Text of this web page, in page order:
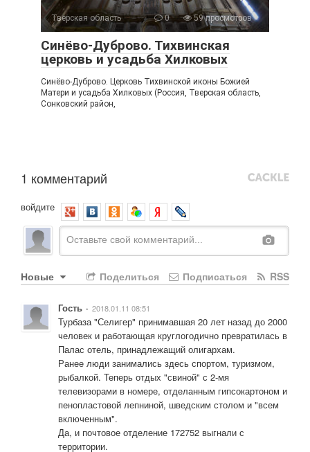
Тверская область 0 59 просмотров
Синёво-Дуброво. Тихвинская
церковь и усадьба Хилковых
Синёво-Дуброво. Церковь Тихвинской иконы Божией
Матери и усадьба Хилковых (Россия, Тверская область,
Сонковский район,
1 комментарий
войдите
Новые RSS
Подписаться
Поделиться
Гость • 2018.01.11 08:51
Турбаза "Селигер" принимавшая 20 лет назад до 2000
человек и работающая круглогодично превратилась в
Палас отель, принадлежащий олигархам.
Ранее люди занимались здесь спортом, туризмом,
рыбалкой. Теперь отдых "свиной" с 2-мя
телевизорами в номере, отделанным гипсокартоном и
пенопластовой лепниной, шведским столом и "всем
включенным".
Да, и почтовое отделение 172752 выгнали с
территории.